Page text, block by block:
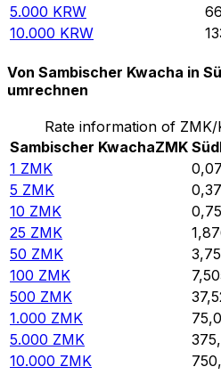
5.000 KRW
10.000 KRW
Von Sambischer Kwacha in
umrechnen
Rate information of
Sambischer KwachaZMK
1 ZMK
5 ZMK
10 ZMK
25 ZMK
50 ZMK
100 ZMK
500 ZMK
1.000 ZMK
5.000 ZMK
10.000 ZMK